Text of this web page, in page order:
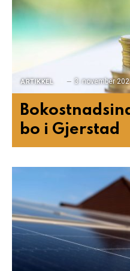
ARTIKKEL 3. november
bo i Gjerstad